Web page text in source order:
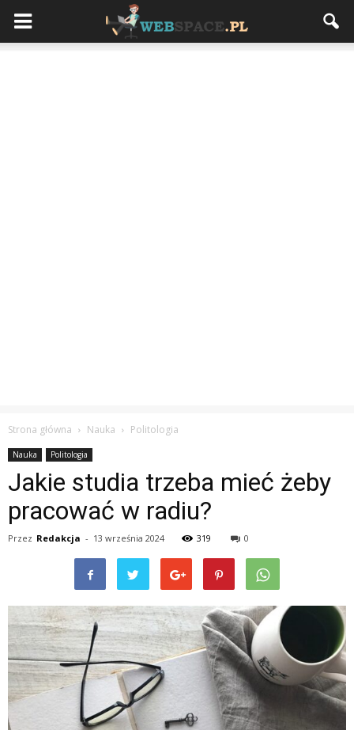
Strona główna Nauka Politologia
Nauka Politologia
Jakie studia trzeba mieć żeby
pracować w radiu?
Przez Redakcja - 13 września 2024 319 0